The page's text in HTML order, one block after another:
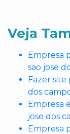
Veja
Empresa
sao jose
Fazer site
dos
Empresa
jose dos
Empresa